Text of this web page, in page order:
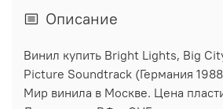
Описание
Винил купить Bright Lights, Big
Picture Soundtrack (Германия
Мир винила в Москве. Цена